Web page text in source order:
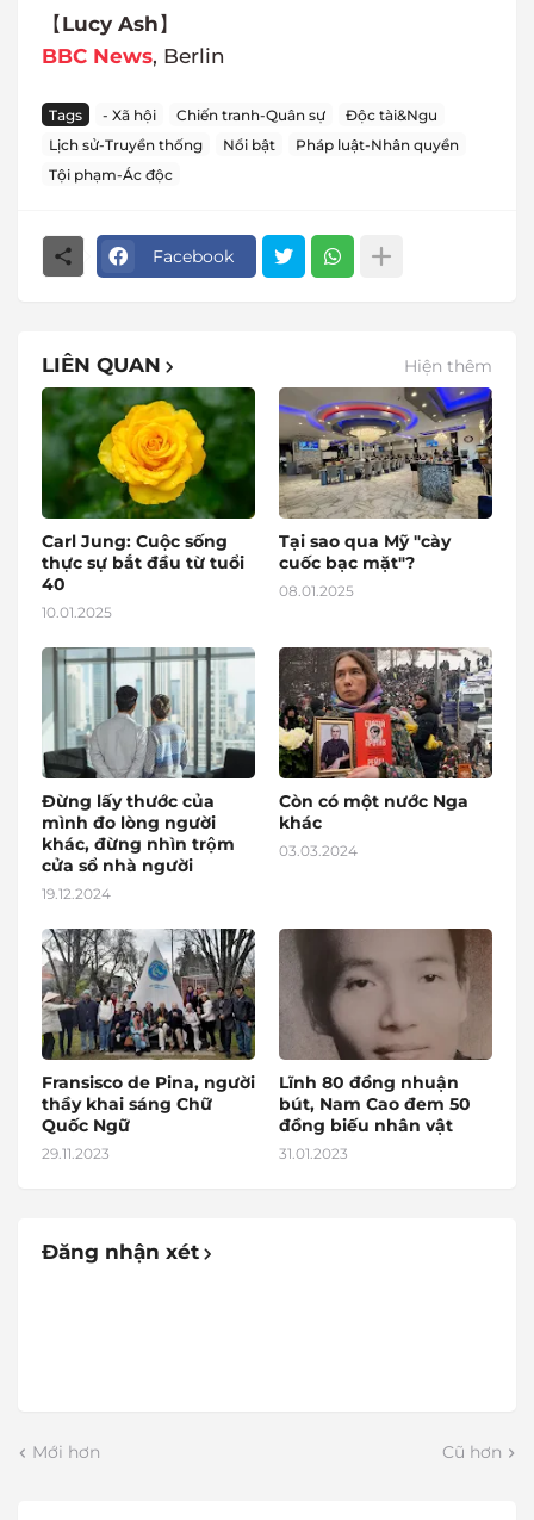
【 Lucy Ash 】
BBC News, Berlin
Tags - Xã hội Chiến tranh-Quân sự
Độc tài&Ngu
Lịch sử-Truyền thống
Nổi bật
Pháp luật-Nhân quyền
Tội phạm-Ác độc
Facebook
LIÊN QUAN Hiện thêm
Carl Jung: Cuộc sống
thực sự bắt đầu từ tuổi
40
10.01.2025
Tại sao qua Mỹ "cày
cuốc bạc mặt"?
08.01.2025
Đừng lấy thước của
mình đo lòng người
khác, đừng nhìn trộm
cửa sổ nhà người
19.12.2024
Còn có một nước Nga
khác
03.03.2024
Fransisco de Pina, người
thầy khai sáng Chữ
Quốc Ngữ
29.11.2023
Lĩnh 80 đồng nhuận
bút, Nam Cao đem 50
đồng biếu nhân vật
31.01.2023
Đăng nhận xét
Mới hơn Cũ hơn